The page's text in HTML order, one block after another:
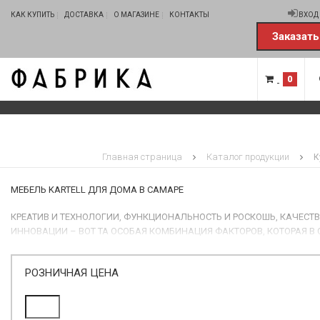
КАК КУПИТЬ ДОСТАВКА О МАГАЗИНЕ КОНТАКТЫ ВХОД
0
Главная страница Каталог продукции
МЕБЕЛЬ KARTELL ДЛЯ ДОМА В САМАРЕ
КРЕАТИВ И ТЕХНОЛОГИИ, ФУНКЦИОНАЛЬНОСТЬ И РОСКОШЬ,
ИННОВАЦИИ – ВОТ ТА ОСОБАЯ КОМБИНАЦИЯ ФАКТОРОВ, КОТОРАЯ В
ПРЕДСТАВЛЯЕТ НА МЕЖДУНАРОДНОМ РЫНКЕ КОЛЛЕКЦИЮ,
ИСТОРИЕЙ, МАСТЕРСКИ ОТРАЖЕННОЙ В УНИКАЛЬНОЙ ПО СВОЕЙ
РОЗНИЧНАЯ ЦЕНА